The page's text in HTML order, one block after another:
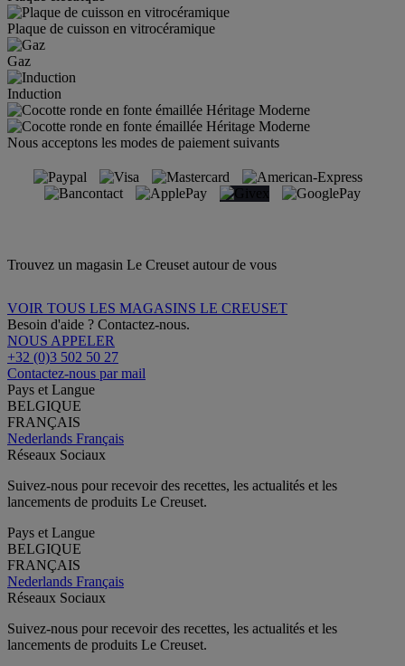
Plaque de cuisson en vitrocéramique
Gaz
Induction
Nous acceptons les modes de paiement suivants
Trouvez un magasin Le Creuset autour de vous
VOIR TOUS LES MAGASINS LE CREUSET
Besoin d'aide ? Contactez-nous.
NOUS APPELER
+32 (0)3 502 50 27
Contactez-nous par mail
Pays et Langue
BELGIQUE
FRANÇAIS
Nederlands Français
Réseaux Sociaux
Suivez-nous pour recevoir des recettes, les actualités et les
lancements de produits Le Creuset.
Pays et Langue
BELGIQUE
FRANÇAIS
Nederlands Français
Réseaux Sociaux
Suivez-nous pour recevoir des recettes, les actualités et les
lancements de produits Le Creuset.